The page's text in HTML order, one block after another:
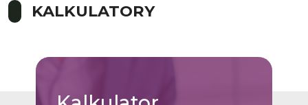
KALKULATORY